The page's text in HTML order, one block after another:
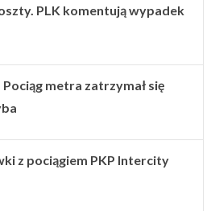
PLK komentują wypadek
metra zatrzymał się
z pociągiem PKP Intercity